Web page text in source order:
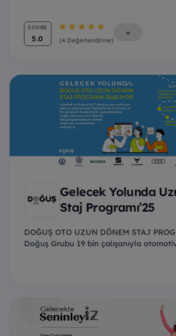
SCORE
5.0 (4 Değerlendirme)
+
Gelecek Yolunda
Staj Programı’25
DOĞUŞ OTO UZUN DÖNEM STAJ
Doğuş Grubu 19 bin çalışanıyla